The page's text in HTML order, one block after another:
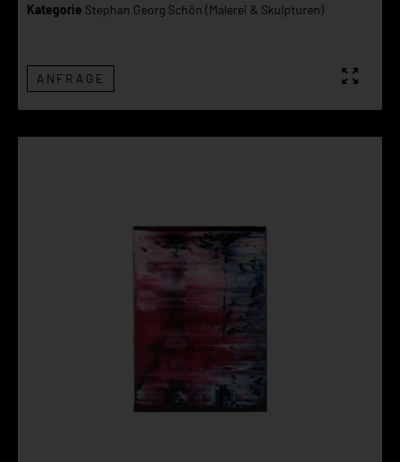
Kategorie Stephan Georg Schön (Malerei & Skulpturen)
ANFRAGE